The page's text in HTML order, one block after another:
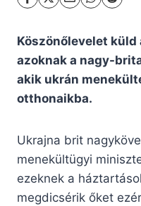
Köszönőlevelet
azoknak a nagy-
akik ukrán
otthonaikba.
Ukrajna brit
menekültügyi
ezeknek a
megdicsérik őket